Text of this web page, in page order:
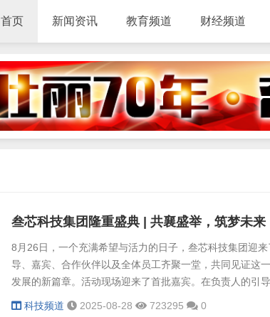
首页 新闻资讯 教育频道 财经频道
叁芯科技集团隆重盛典 | 共襄盛举，筑梦未来
8月26日，一个充满希望与活力的日子，叁芯科技集团迎
导、嘉宾、合作伙伴以及全体员工齐聚一堂，共同见证这
发展的新篇章。活动现场迎来了首批嘉宾。在负责人的引
此次盛典的期待。每一位嘉宾的到来，都为这场盛典增添
科技频道 2025-08-28 723295 0